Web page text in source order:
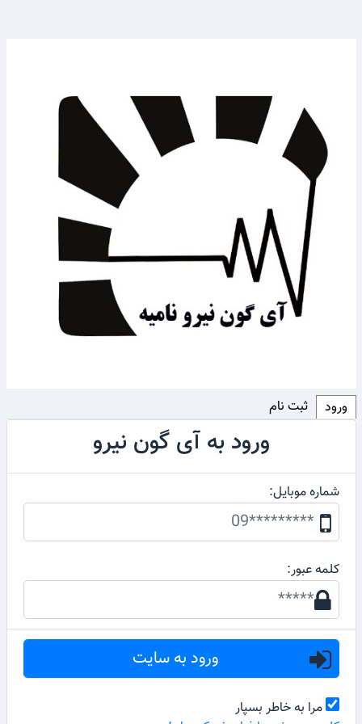
ورود ثبت نام
ورود به آی گون نیرو
شماره موبایل:
کلمه عبور:
مرا به خاطر بسپار